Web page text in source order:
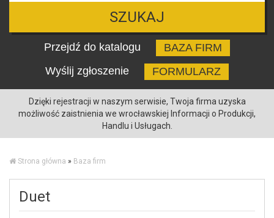
SZUKAJ
Przejdź do katalogu
BAZA FIRM
Wyślij zgłoszenie
FORMULARZ
Dzięki rejestracji w naszym serwisie, Twoja firma uzyska
możliwość zaistnienia we wrocławskiej Informacji o Produkcji,
Handlu i Usługach.
Strona główna » Baza firm
Duet